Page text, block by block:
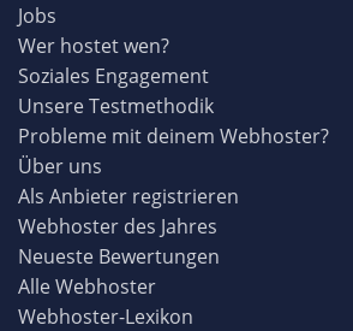
Jobs
Wer hostet wen?
Soziales Engagement
Unsere Testmethodik
Probleme mit deinem Webhoster?
Über uns
Als Anbieter registrieren
Webhoster des Jahres
Neueste Bewertungen
Alle Webhoster
Webhoster-Lexikon